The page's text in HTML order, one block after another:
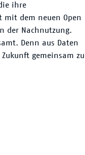
ihre
mit dem neuen Open
der Nachnutzung.
Denn aus Daten
gemeinsam zu